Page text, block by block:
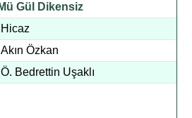
Mü Gül Dikensiz
Hicaz
Akın Özkan
Ö. Bedrettin Uşaklı